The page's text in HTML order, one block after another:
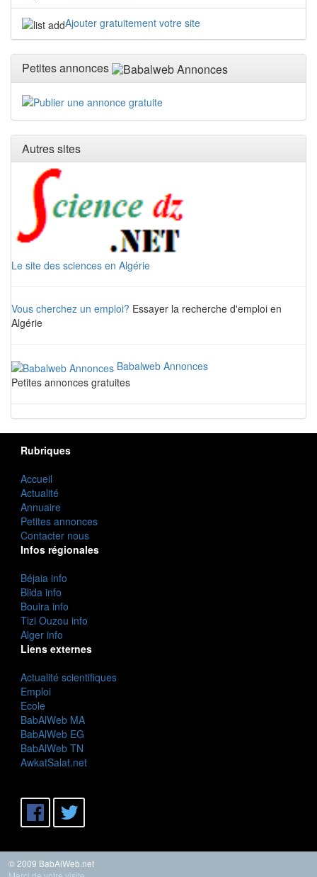
Ajouter gratuitement votre site
Petites annonces
Autres sites
Le site des sciences en Algérie
Vous cherchez un emploi? Essayer la recherche d'emploi en
Algérie
Babalweb Annonces
Petites annonces gratuites
Rubriques
Accueil
Actualité
Annuaire
Petites annonces
Contacter nous
Infos régionales
Béjaia info
Blida info
Bouira info
Tizi Ouzou info
Alger info
Liens externes
Actualité scientifiques
Emploi
Ecole
BabAlWeb MA
BabAlWeb EG
BabAlWeb TN
AwkatSalat.net
© 2009 BabAlWeb.net